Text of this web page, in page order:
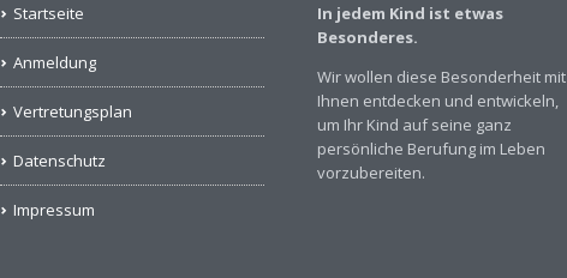
Startseite
Anmeldung
Vertretungsplan
Datenschutz
Impressum
In jedem Kind ist etwas
Besonderes.
Wir wollen diese Besonderheit mit
Ihnen entdecken und entwickeln,
um Ihr Kind auf seine ganz
persönliche Berufung im Leben
vorzubereiten.